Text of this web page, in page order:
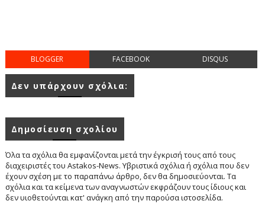
BLOGGER FACEBOOK DISQUS
Δεν υπάρχουν σχόλια:
Δημοσίευση σχολίου
Όλα τα σχόλια θα εμφανίζονται μετά την έγκρισή τους από τους
διαχειριστές του Astakos-News. Υβριστικά σχόλια ή σχόλια που δεν
έχουν σχέση με το παραπάνω άρθρο, δεν θα δημοσιεύονται. Τα
σχόλια και τα κείμενα των αναγνωστών εκφράζουν τους ίδιους και
δεν υιοθετούνται κατ' ανάγκη από την παρούσα ιστοσελίδα.